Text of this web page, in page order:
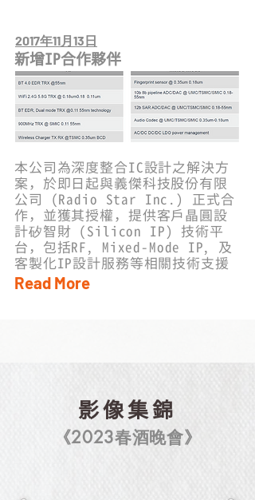
2017年11月13日
新增IP合作夥伴
本公司為深度整合IC設計之解決方
案，於即日起與義傑科技股份有限
公司 (Radio Star Inc.) 正式合
作，並獲其授權，提供客戶晶圓設
計矽智財 (Silicon IP) 技術平
台，包括RF, Mixed-Mode IP, 及
客製化IP設計服務等相關技術支援
Read More
影像集錦
《2023春酒晚會》